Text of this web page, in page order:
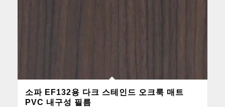
소파 EF132용 다크 스테인드 오크룩 매트
PVC 내구성 필름